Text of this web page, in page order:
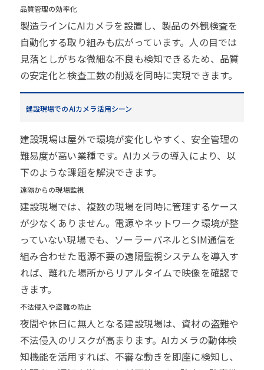
品質管理の効率化
製造ラインにAIカメラを設置し、製品の外観検査を
自動化する取り組みも広がっています。人の目では
見落としがちな微細な不良も検知できるため、品質
の安定化と検査工数の削減を同時に実現できます。
建設現場でのAIカメラ活用シーン
建設現場は屋外で環境が変化しやすく、安全管理の
難易度が高い業種です。AIカメラの導入により、以
下のような課題を解決できます。
遠隔からの現場監視
建設現場では、複数の現場を同時に管理するケース
が少なくありません。電源やネットワーク環境が整
っていない現場でも、ソーラーパネルとSIM通信を
組み合わせた電源不要の遠隔監視システムを導入す
れば、離れた場所からリアルタイムで映像を確認で
きます。
不法侵入や盗難の防止
夜間や休日に無人となる建設現場は、資材の盗難や
不法侵入のリスクが高まります。AIカメラの動体検
知機能を活用すれば、不審な動きを即座に検知し、